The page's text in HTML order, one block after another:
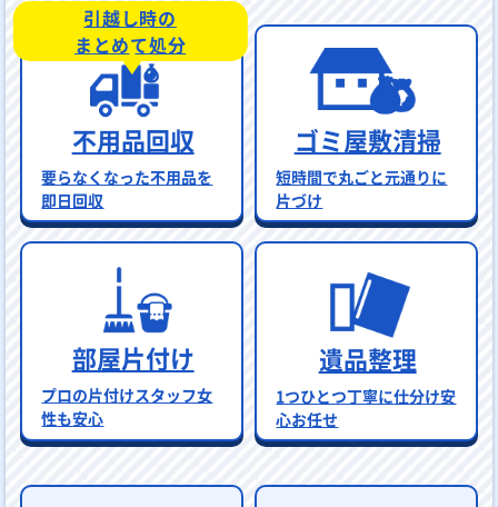
不用品回収
要らなくなった不用品を
即日回収
引越し時の
まとめて処分
ゴミ屋敷清掃
短時間で丸ごと元通りに
片づけ
部屋片付け
プロの片付けスタッフ女
性も安心
遺品整理
1つひとつ丁寧に仕分け安
心お任せ